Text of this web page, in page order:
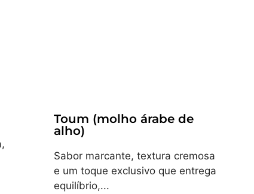
Toum (molho árabe de
alho)
Sabor marcante, textura cremosa
e um toque exclusivo que entrega
equilíbrio,...